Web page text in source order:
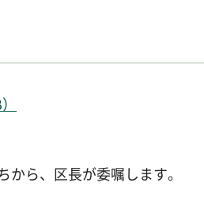
ら、区長が委嘱します。